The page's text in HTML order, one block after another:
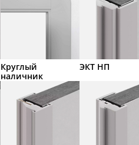
Круглый
наличник
ЭКТ НП